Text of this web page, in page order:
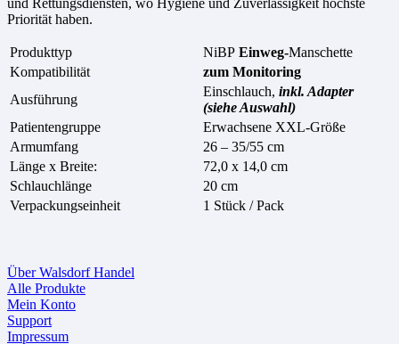
und Rettungsdiensten, wo Hygiene und Zuverlässigkeit höchste
Priorität haben.
Produkttyp NiBP Einweg-Manschette
Kompatibilität
zum Monitoring
Ausführung
Einschlauch, inkl. Adapter
(siehe Auswahl)
Patientengruppe
Erwachsene XXL-Größe
Armumfang
26 – 35/55 cm
Länge x Breite:
72,0 x 14,0 cm
Schlauchlänge
20 cm
Verpackungseinheit
1 Stück / Pack
Über Walsdorf Handel
Alle Produkte
Mein Konto
Support
Impressum